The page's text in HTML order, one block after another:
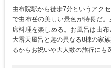
由布院駅から徒歩7分というアク
で由布岳の美しい景色が特長だ
席料理を楽しめる。お風呂は由
大露天風呂と趣の異なる8棟の家
るからお祝いや大人数の旅行にも